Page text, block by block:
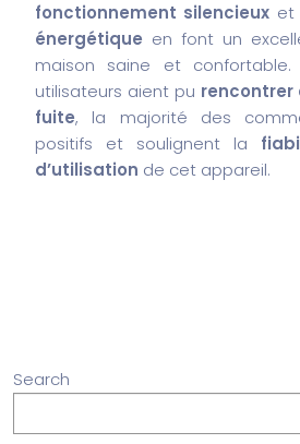
fonctionnement silencieux et
énergétique en font un
maison saine et
utilisateurs aient pu rencontrer
fuite, la majorité des
positifs et soulignent la
d’utilisation de cet appareil.
Search